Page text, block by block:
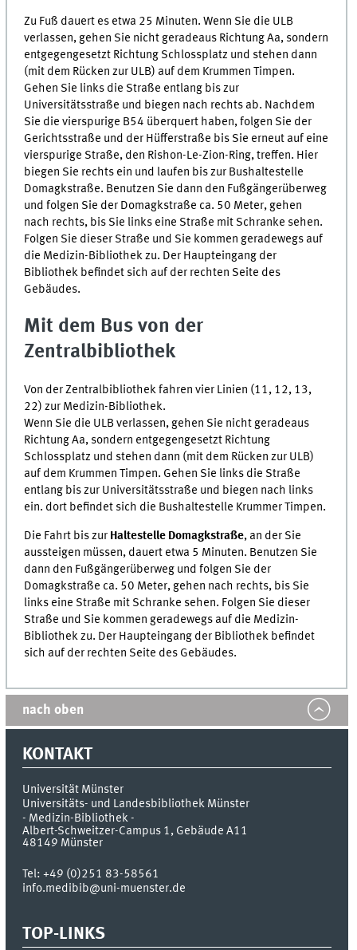
Zu Fuß dauert es etwa 25 Minuten. Wenn Sie die ULB
verlassen, gehen Sie nicht geradeaus Richtung Aa, sondern
entgegengesetzt Richtung Schlossplatz und stehen dann
(mit dem Rücken zur ULB) auf dem Krummen Timpen.
Gehen Sie links die Straße entlang bis zur
Universitätsstraße und biegen nach rechts ab. Nachdem
Sie die vierspurige B54 überquert haben, folgen Sie der
Gerichtsstraße und der Hüfferstraße bis Sie erneut auf eine
vierspurige Straße, den Rishon-Le-Zion-Ring, treffen. Hier
biegen Sie rechts ein und laufen bis zur Bushaltestelle
Domagkstraße. Benutzen Sie dann den Fußgängerüberweg
und folgen Sie der Domagkstraße ca. 50 Meter, gehen
nach rechts, bis Sie links eine Straße mit Schranke sehen.
Folgen Sie dieser Straße und Sie kommen geradewegs auf
die Medizin-Bibliothek zu. Der Haupteingang der
Bibliothek befindet sich auf der rechten Seite des
Gebäudes.
Mit dem Bus von der
Zentralbibliothek
Von der Zentralbibliothek fahren vier Linien (11, 12, 13,
22) zur Medizin-Bibliothek.
Wenn Sie die ULB verlassen, gehen Sie nicht geradeaus
Richtung Aa, sondern entgegengesetzt Richtung
Schlossplatz und stehen dann (mit dem Rücken zur ULB)
auf dem Krummen Timpen. Gehen Sie links die Straße
entlang bis zur Universitätsstraße und biegen nach links
ein. dort befindet sich die Bushaltestelle Krummer Timpen.
Die Fahrt bis zur Haltestelle Domagkstraße, an der Sie
aussteigen müssen, dauert etwa 5 Minuten. Benutzen Sie
dann den Fußgängerüberweg und folgen Sie der
Domagkstraße ca. 50 Meter, gehen nach rechts, bis Sie
links eine Straße mit Schranke sehen. Folgen Sie dieser
Straße und Sie kommen geradewegs auf die Medizin-
Bibliothek zu. Der Haupteingang der Bibliothek befindet
sich auf der rechten Seite des Gebäudes.
nach oben
KONTAKT
Universität Münster
Universitäts- und Landesbibliothek Münster
- Medizin-Bibliothek -
Albert-Schweitzer-Campus 1, Gebäude A11
48149 Münster
Tel:+49 (0)251 83-58561
info.medibib@uni-muenster.de
TOP-LINKS